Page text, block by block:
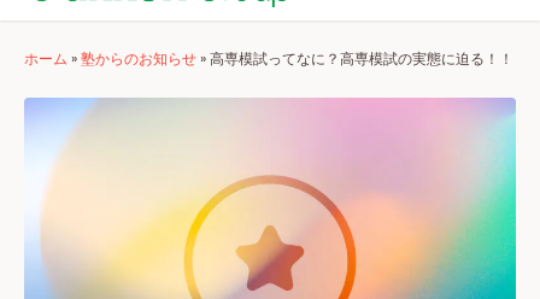
ホーム »塾からのお知らせ»高専模試ってなに？高専模試の実態に迫る！！